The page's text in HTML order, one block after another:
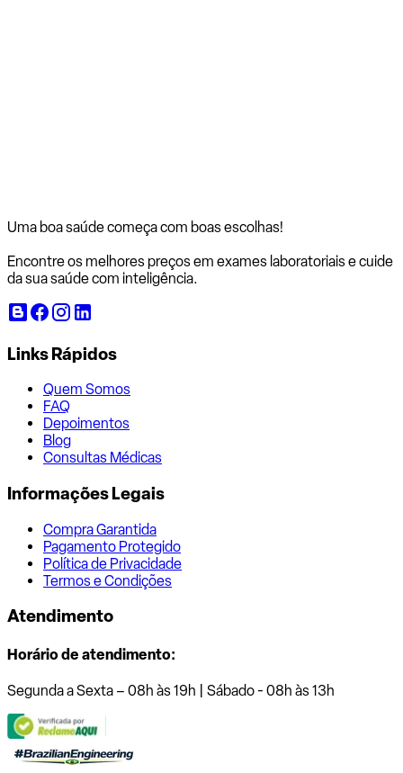
Uma boa saúde começa com boas escolhas!
Encontre os melhores preços em exames laboratoriais e cuide
da sua saúde com inteligência.
Links Rápidos
Quem Somos
FAQ
Depoimentos
Blog
Consultas Médicas
Informações Legais
Compra Garantida
Pagamento Protegido
Política de Privacidade
Termos e Condições
Atendimento
Horário de atendimento:
Segunda a Sexta – 08h às 19h | Sábado - 08h às 13h